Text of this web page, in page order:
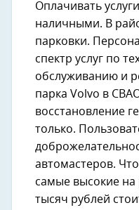
Оплачивать
наличными. В
парковки.
спектр услуг по
обслуживанию и
парка Volvo в
восстановление
только.
автомастеров.
самые высокие
тысяч рублей